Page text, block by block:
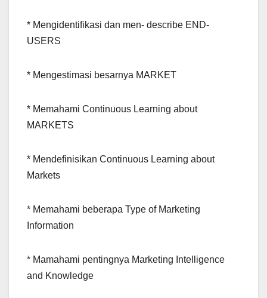
* Mengidentifikasi dan men- describe END-
USERS
* Mengestimasi besarnya MARKET
* Memahami Continuous Learning about
MARKETS
* Mendefinisikan Continuous Learning about
Markets
* Memahami beberapa Type of Marketing
Information
* Mamahami pentingnya Marketing Intelligence
and Knowledge